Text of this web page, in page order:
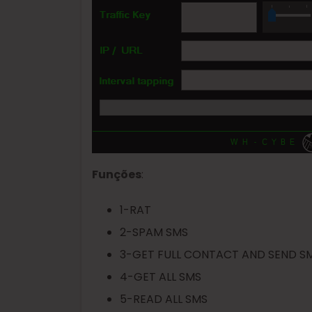
Funções:
1-RAT
2-SPAM SMS
3-GET FULL CONTACT AND SEND
4-GET ALL SMS
5-READ ALL SMS